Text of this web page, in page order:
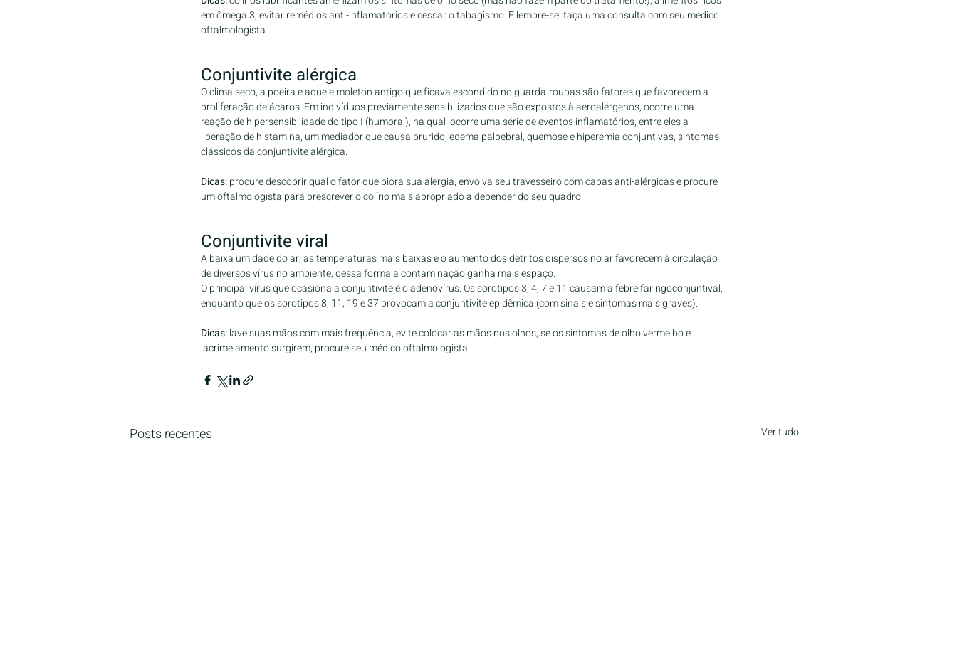
em ômega 3, evitar remédios anti-inflamatórios e cessar o tabagismo. E lembre-se: faça uma consulta com seu médico
oftalmologista.
Conjuntivite alérgica
O clima seco, a poeira e aquele moleton antigo que ficava escondido no guarda-roupas são fatores que favorecem a
proliferação de ácaros. Em indivíduos previamente sensibilizados que são expostos à aeroalérgenos, ocorre uma
reação de hipersensibilidade do tipo I (humoral), na qual  ocorre uma série de eventos inflamatórios, entre eles a
liberação de histamina, um mediador que causa prurido, edema palpebral, quemose e hiperemia conjuntivas, sintomas
clássicos da conjuntivite alérgica.​
Dicas: procure descobrir qual o fator que piora sua alergia, envolva seu travesseiro com capas anti-alérgicas e procure
um oftalmologista para prescrever o colírio mais apropriado a depender do seu quadro.
Conjuntivite viral
A baixa umidade do ar, as temperaturas mais baixas e o aumento dos detritos dispersos no ar favorecem à circulação
de diversos vírus no ambiente, dessa forma a contaminação ganha mais espaço.
O principal vírus que ocasiona a conjuntivite é o adenovírus. Os sorotipos 3, 4, 7 e 11 causam a febre faringoconjuntival,
enquanto que os sorotipos 8, 11, 19 e 37 provocam a conjuntivite epidêmica (com sinais e sintomas mais graves).
Dicas: lave suas mãos com mais frequência, evite colocar as mãos nos olhos, se os sintomas de olho vermelho e
lacrimejamento surgirem, procure seu médico oftalmologista.
Posts recentes Ver tudo